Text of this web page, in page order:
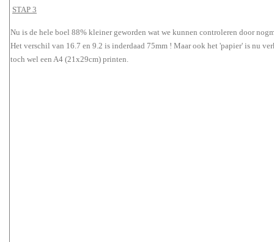
STAP 3
Nu is de hele boel 88% kleiner geworden wat we kunnen controleren door
Het verschil van 16.7 en 9.2 is inderdaad 75mm ! Maar ook het 'papier' is nu
toch wel een A4 (21x29cm) printen.